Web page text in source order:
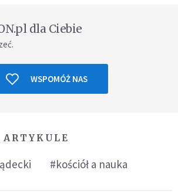
dla Ciebie
WSPOMÓŻ NAS
#kościół a nauka